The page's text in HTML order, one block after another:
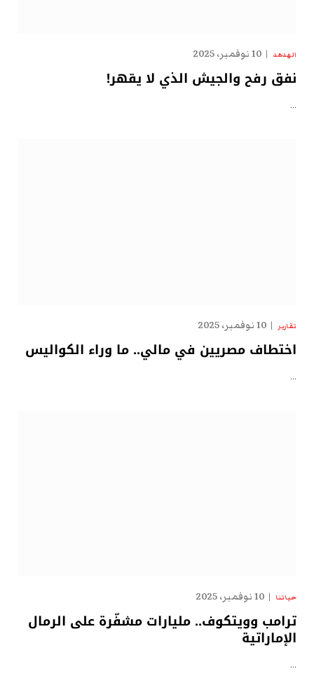
الهدهد 10 نوفمبر، 2025
نفق رفح والجيش الذي لا يقهر!
…
تقارير 10 نوفمبر، 2025
اختطاف مصريين في مالي.. ما وراء الكواليس
…
حياتنا 10 نوفمبر، 2025
ترامب وويتكوف.. مليارات مشفّرة على الرمال
الإماراتية
…